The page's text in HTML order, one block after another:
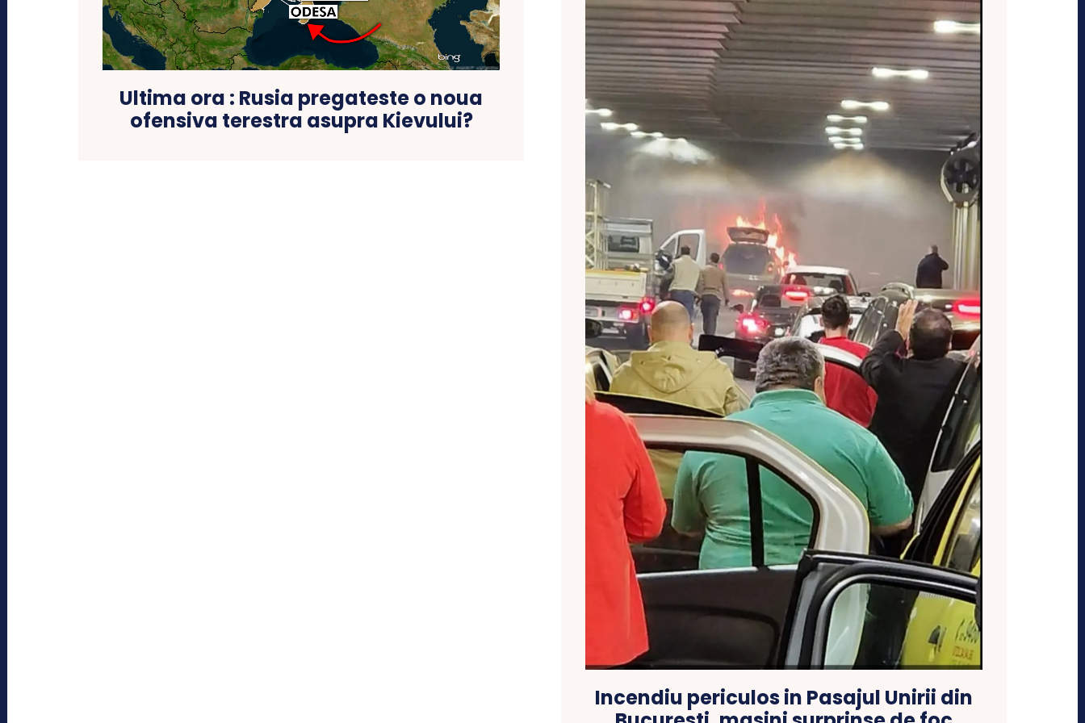
Ultima ora : Rusia pregateste o noua
ofensiva terestra asupra Kievului?
Incendiu periculos in Pasajul Unirii din